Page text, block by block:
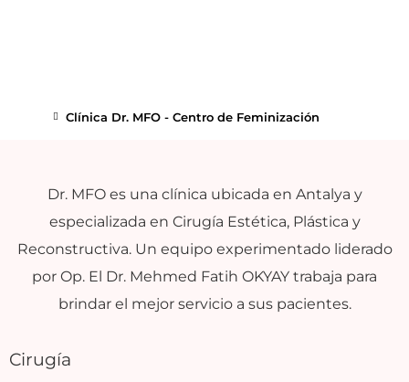
Clínica Dr. MFO - Centro de Feminización
Dr. MFO es una clínica ubicada en Antalya y
especializada en Cirugía Estética, Plástica y
Reconstructiva. Un equipo experimentado liderado
por Op. El Dr. Mehmed Fatih OKYAY trabaja para
brindar el mejor servicio a sus pacientes.
Cirugía